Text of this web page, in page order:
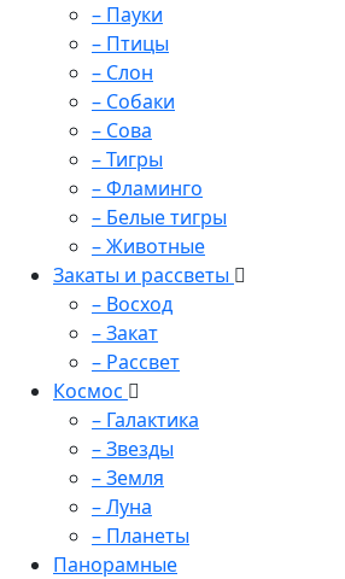
– Пауки
– Птицы
– Слон
– Собаки
– Сова
– Тигры
– Фламинго
– Белые тигры
– Животные
Закаты и рассветы
– Восход
– Закат
– Рассвет
Космос
– Галактика
– Звезды
– Земля
– Луна
– Планеты
Панорамные